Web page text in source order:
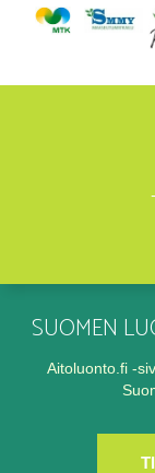
SUOMEN
Aitoluonto.fi -